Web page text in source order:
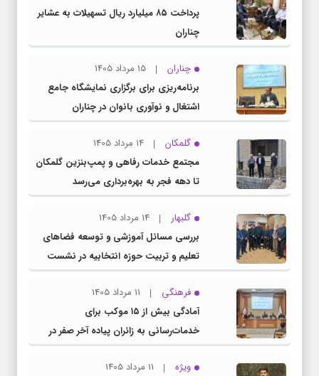
پرداخت ۸۵ میلیارد ریال تسهیلات به عشایر
چناران
چناران
15 مرداد 1405
برنامه‌ریزی برای برگزاری نمایشگاه جامع
اشتغال و نوآوری بانوان در چناران
گلمکان
14 مرداد 1405
مجتمع خدمات رفاهی و پمپ‌بنزین گلمکان
تا دهه فجر به بهره‌برداری می‌رسد
گلبهار
14 مرداد 1405
بررسی مسائل آموزشی و توسعه فضاهای
تعلیم و تربیت حوزه انتخابیه در نشست
مشترک عضو کمیسیون آموزش مجلس با
مدیرکل آموزش و پرورش خراسان رضوی
فرهنگی
11 مرداد 1405
آمادگی بیش از ۱۵ موکب برای
خدمات‌رسانی به زائران پیاده آخر صفر در
شهرستان چناران
ویژه
11 مرداد 1405